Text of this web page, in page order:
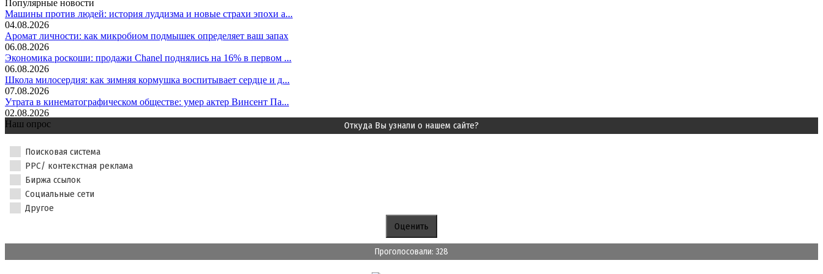
Популярные новости
Машины против людей: история луддизма и новые страхи эпохи а...
04.08.2026
Аромат личности: как микробиом подмышек определяет ваш запах
06.08.2026
Экономика роскоши: продажи Chanel поднялись на 16% в первом ...
06.08.2026
Школа милосердия: как зимняя кормушка воспитывает сердце и д...
07.08.2026
Утрата в кинематографическом обществе: умер актер Винсент Па...
02.08.2026
Наш опрос
Откуда Вы узнали о нашем сайте?
Поисковая система
PPC/ контекстная реклама
Биржа ссылок
Социальные сети
Другое
Проголосовали: 328